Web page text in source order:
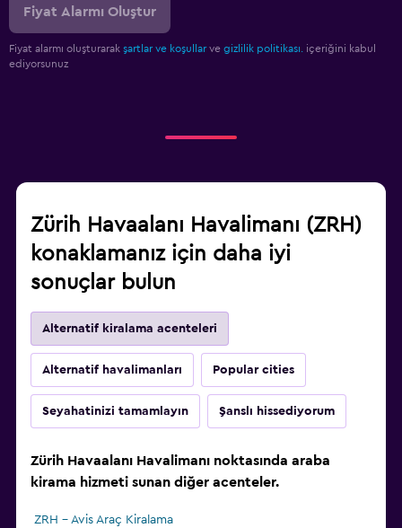
Fiyat Alarmı Oluştur
Fiyat alarmı oluşturarak şartlar ve koşullar ve gizlilik politikası. içeriğini kabul
ediyorsunuz
Zürih Havaalanı Havalimanı (ZRH)
konaklamanız için daha iyi
sonuçlar bulun
Alternatif kiralama acenteleri
Alternatif havalimanları Popular cities
Seyahatinizi tamamlayın Şanslı hissediyorum
Zürih Havaalanı Havalimanı noktasında araba
kirama hizmeti sunan diğer acenteler.
ZRH - Avis Araç Kiralama